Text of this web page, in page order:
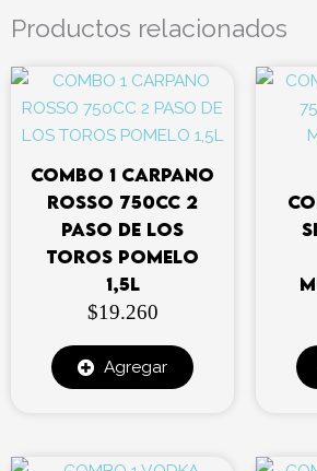
Productos relacionados
COMBO 1 CARPANO
ROSSO 750CC 2
PASO DE LOS
TOROS POMELO
1,5L
$19.260
Agregar